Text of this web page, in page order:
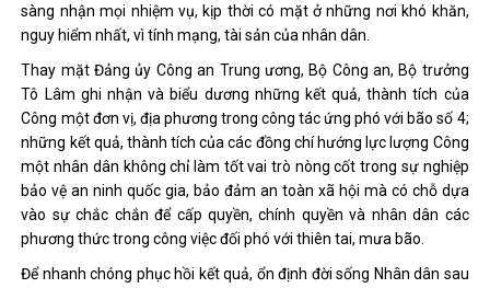
sàng nhận mọi nhiệm vụ, kịp thời có mặt ở những nơi khó khăn,
nguy hiểm nhất, vì tính mạng, tài sản của nhân dân.
Thay mặt Đảng ủy Công an Trung ương, Bộ Công an, Bộ trưởng
Tô Lâm ghi nhận và biểu dương những kết quả, thành tích của
Công một đơn vị, địa phương trong công tác ứng phó với bão số 4;
những kết quả, thành tích của các đồng chí hướng lực lượng Công
một nhân dân không chỉ làm tốt vai trò nòng cốt trong sự nghiệp
bảo vệ an ninh quốc gia, bảo đảm an toàn xã hội mà có chỗ dựa
vào sự chắc chắn để cấp quyền, chính quyền và nhân dân các
phương thức trong công việc đối phó với thiên tai, mưa bão.
Để nhanh chóng phục hồi kết quả, ổn định đời sống Nhân dân sau